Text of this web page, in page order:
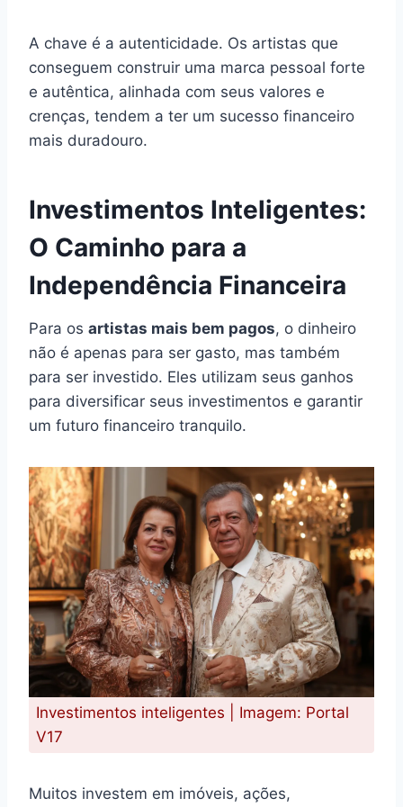
A chave é a autenticidade. Os artistas que
conseguem construir uma marca pessoal forte
e autêntica, alinhada com seus valores e
crenças, tendem a ter um sucesso financeiro
mais duradouro.
Investimentos Inteligentes:
O Caminho para a
Independência Financeira
Para os artistas mais bem pagos, o dinheiro
não é apenas para ser gasto, mas também
para ser investido. Eles utilizam seus ganhos
para diversificar seus investimentos e garantir
um futuro financeiro tranquilo.
Investimentos inteligentes | Imagem: Portal
V17
Muitos investem em imóveis, ações,